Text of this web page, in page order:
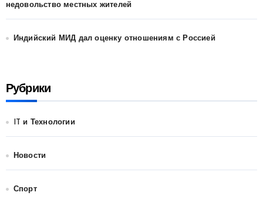
недовольство местных жителей
Индийский МИД дал оценку отношениям с Россией
Рубрики
IT и Технологии
Новости
Спорт